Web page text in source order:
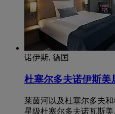
诺伊斯, 德国
杜塞尔多夫诺伊斯美
莱茵河以及杜塞尔多夫
星级杜塞尔多夫诺瓦斯